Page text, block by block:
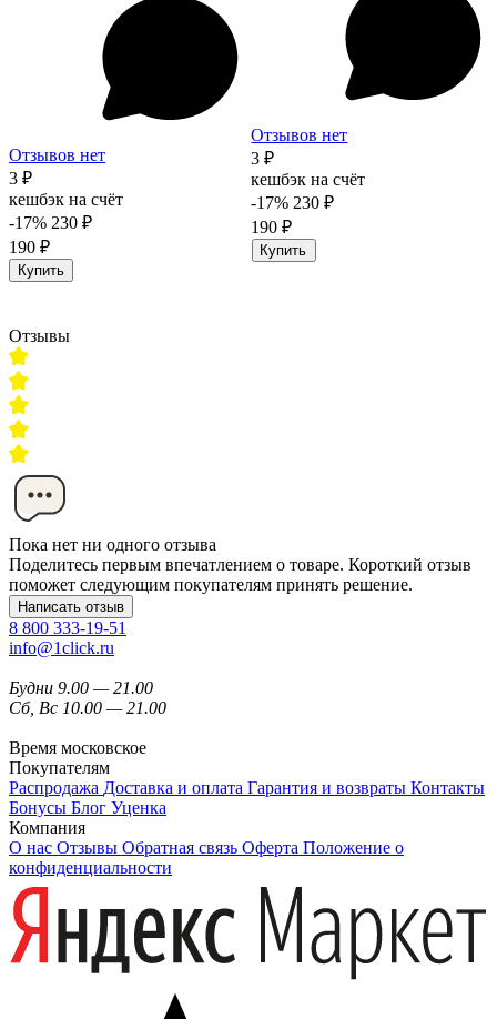
Отзывов нет
3 ₽
кешбэк на счёт
-17% 230 ₽
190 ₽
Купить
Отзывов нет
3 ₽
кешбэк на счёт
-17% 230 ₽
190 ₽
Купить
Отзывы
Пока нет ни одного отзыва
Поделитесь первым впечатлением о товаре. Короткий отзыв
поможет следующим покупателям принять решение.
Написать отзыв
8 800 333-19-51
info@1click.ru
Будни 9.00 — 21.00
Сб, Вс 10.00 — 21.00
Время московское
Покупателям
Распродажа Доставка и оплата Гарантия и возвраты Контакты
Бонусы Блог Уценка
Компания
О нас Отзывы Обратная связь Оферта Положение о
конфиденциальности